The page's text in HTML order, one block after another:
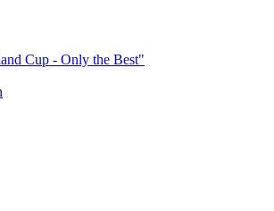
Cup - Only the Best"